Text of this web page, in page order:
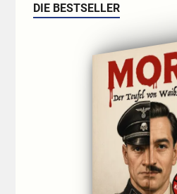
DIE BESTSELLER